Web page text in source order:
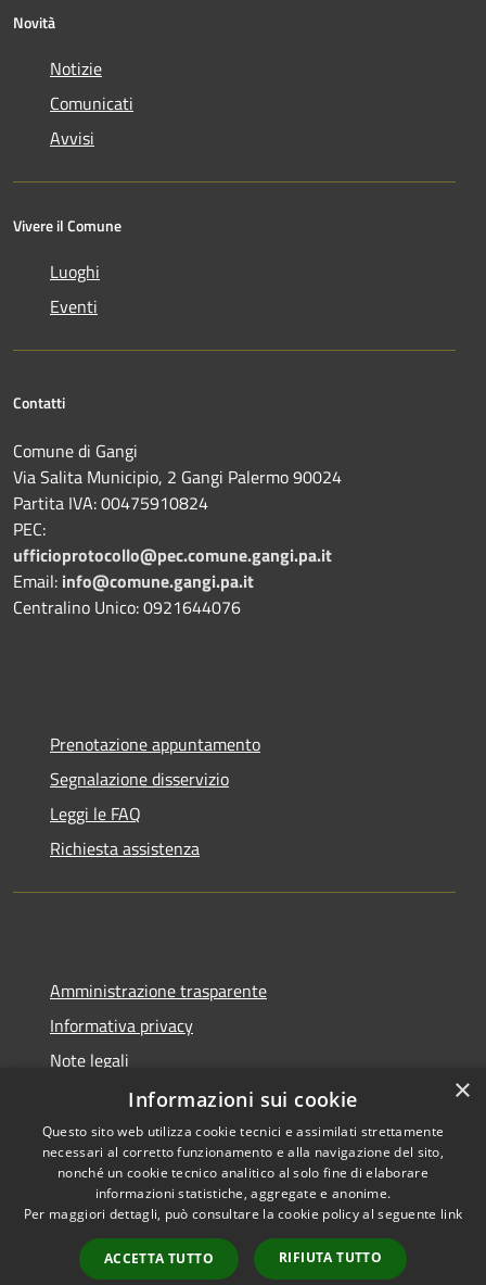
Novità
Notizie
Comunicati
Avvisi
Vivere il Comune
Luoghi
Eventi
Contatti
Comune di Gangi
Via Salita Municipio, 2 Gangi Palermo 90024
Partita IVA: 00475910824
PEC:
ufficioprotocollo@pec.comune.gangi.pa.it
Email: info@comune.gangi.pa.it
Centralino Unico: 0921644076
Prenotazione appuntamento
Segnalazione disservizio
Leggi le FAQ
Richiesta assistenza
Amministrazione trasparente
Informativa privacy
Note legali
Dichiarazione di accessibilità
RSS
Accessibilità
Copyright © 2026 • Comune di
Municipium•
Accesso
×
Informazioni sui cookie
Questo sito web utilizza cookie tecnici e assimilati strettamente
necessari al corretto funzionamento e alla navigazione del sito,
nonché un cookie tecnico analitico al solo fine di elaborare
informazioni statistiche, aggregate e anonime.
Per maggiori dettagli, può consultare la cookie policy al seguente link
ACCETTA TUTTO RIFIUTA TUTTO